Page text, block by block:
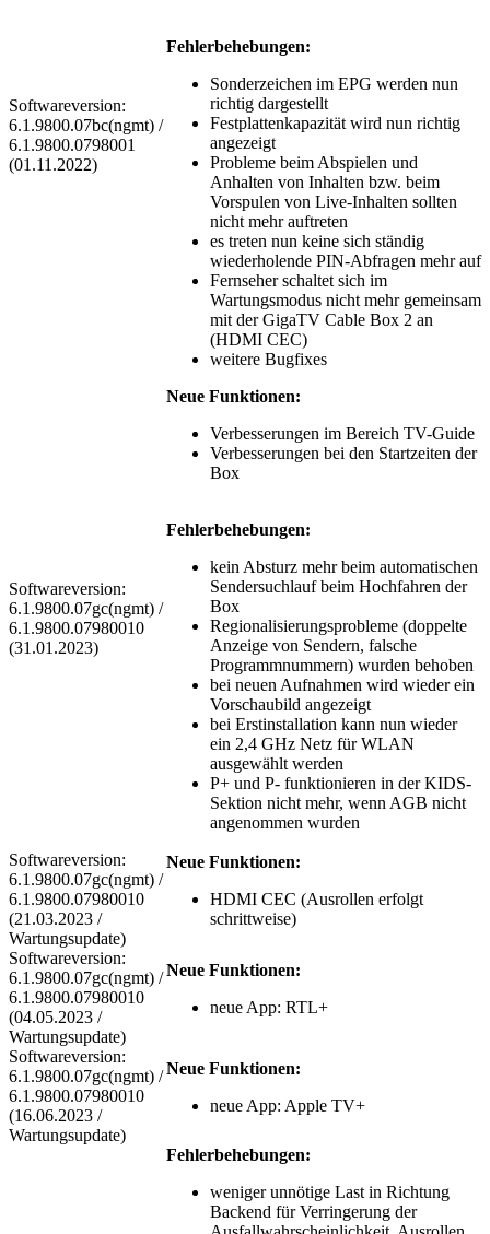
Softwareversion:
6.1.9800.07bc(ngmt) /
6.1.9800.0798001
(01.11.2022)
Fehlerbehebungen:
Sonderzeichen im EPG werden nun
richtig dargestellt
Festplattenkapazität wird nun richtig
angezeigt
Probleme beim Abspielen und
Anhalten von Inhalten bzw. beim
Vorspulen von Live-Inhalten sollten
nicht mehr auftreten
es treten nun keine sich ständig
wiederholende PIN-Abfragen mehr auf
Fernseher schaltet sich im
Wartungsmodus nicht mehr gemeinsam
mit der GigaTV Cable Box 2 an
(HDMI CEC)
weitere Bugfixes
Softwareversion:
6.1.9800.07gc(ngmt) /
6.1.9800.07980010
(31.01.2023)
Neue Funktionen:
Verbesserungen im Bereich TV-Guide
Verbesserungen bei den Startzeiten der
Box
Fehlerbehebungen:
kein Absturz mehr beim automatischen
Sendersuchlauf beim Hochfahren der
Box
Regionalisierungsprobleme (doppelte
Anzeige von Sendern, falsche
Programmnummern) wurden behoben
bei neuen Aufnahmen wird wieder ein
Vorschaubild angezeigt
bei Erstinstallation kann nun wieder
ein 2,4 GHz Netz für WLAN
ausgewählt werden
P+ und P- funktionieren in der KIDS-
Sektion nicht mehr, wenn AGB nicht
angenommen wurden
Softwareversion:
6.1.9800.07gc(ngmt) /
6.1.9800.07980010
(21.03.2023 /
Wartungsupdate)
Neue Funktionen:
HDMI CEC (Ausrollen erfolgt
schrittweise)
Softwareversion:
6.1.9800.07gc(ngmt) /
6.1.9800.07980010
(04.05.2023 /
Wartungsupdate)
Neue Funktionen:
neue App: RTL+
Softwareversion:
6.1.9800.07gc(ngmt) /
6.1.9800.07980010
(16.06.2023 /
Wartungsupdate)
Neue Funktionen:
neue App: Apple TV+
Fehlerbehebungen:
weniger unnötige Last in Richtung
Backend für Verringerung der